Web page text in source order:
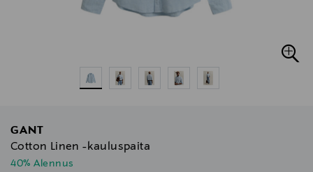
GANT
Cotton Linen -kauluspaita
40% Alennus